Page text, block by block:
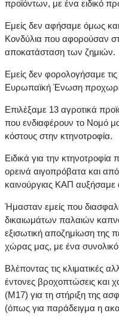
προϊόντων, με ένα ειδικό
Εμείς δεν αφήσαμε όμως
Κονδύλια που αφορούσαν
αποκατάσταση των ζημιών.
Εμείς δεν φορολογήσαμε
Ευρωπαϊκή Ένωση
Επιλέξαμε 13 αγροτικά
που ενδιαφέρουν το Νομό
κόστους στην κτηνοτροφία.
Ειδικά για την
ορεινά αιγοπρόβατα και
καινούργιας ΚΑΠ αυξήσαμε
Ήμασταν εμείς που
δικαιωμάτων παλαιών
εξισωτική αποζημίωση της
χώρας μας, με ένα
Βλέποντας τις κλιματικές
έντονες βροχοπτώσεις και
(Μ17) για τη στήριξη της
(όπως για παράδειγμα η